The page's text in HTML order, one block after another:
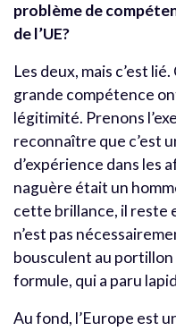
problème de
de l’UE?
Les deux, mais c’est
grande compétence
légitimité. Prenons
reconnaître que c’est
d’expérience dans les
naguère était un
cette brillance, il reste
n’est pas
bousculent au portillon
formule, qui a paru
Au fond, l’Europe est